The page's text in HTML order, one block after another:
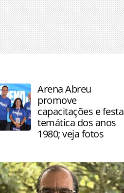
Arena Abreu
promove
capacitações e festa
temática dos anos
1980; veja fotos